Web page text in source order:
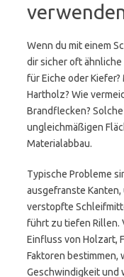
Wenn du mit einem
dir sicher oft ähnliche
für Eiche oder
Hartholz? Wie
Brandflecken?
ungleichmäßigen
Materialabbau.
Typische Probleme
ausgefranste
verstopfte
führt zu tiefen Rillen.
Einfluss von Holzart,
Faktoren bestimmen,
Geschwindigkeit und